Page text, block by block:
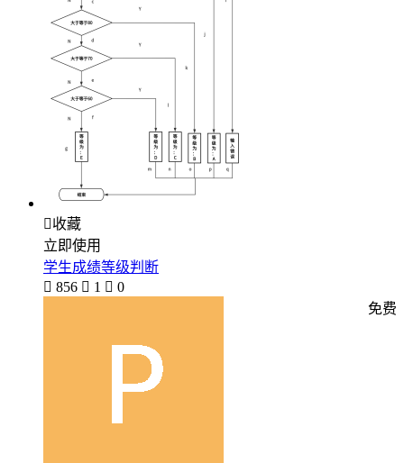
收藏
立即使用
学生成绩等级判断
 856  1  0
免费